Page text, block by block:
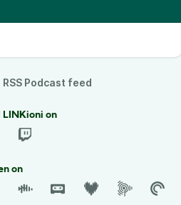
RSS Podcast feed
LINKioni on
on